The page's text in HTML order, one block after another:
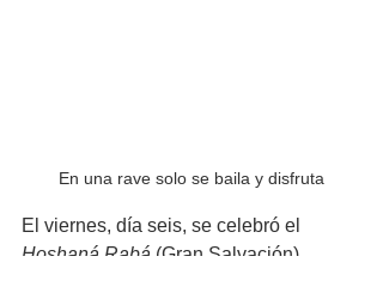
En una rave solo se baila y disfruta
El viernes, día seis, se celebró el
Hoshaná Rabá (Gran Salvación),